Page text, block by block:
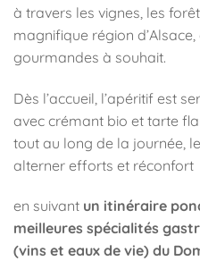
à travers les vignes, les
magnifique région
gourmandes à souhait.
Dès l’accueil, l’apéritif est
avec crémant bio et tarte
tout au long de la journée,
alterner efforts et réconfort
en suivant un itinéraire
meilleures spécialités
(vins et eaux de vie) du